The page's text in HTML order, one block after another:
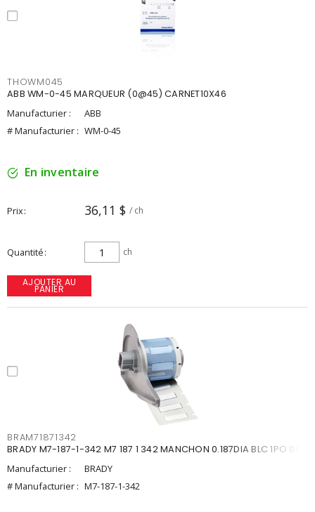
THOWM045
ABB WM-0-45 MARQUEUR (0@45) CARNET10X46
Manufacturier :
ABB
# Manufacturier : WM-0-45
En inventaire
Prix 36,11 $ / ch
Quantité ch
AJOUTER AU
PANIER
BRAM71871342
BRADY M7-187-1-342 M7 187 1 342 MANCHON 0.187DIA BLC 1PO 00
Manufacturier :
BRADY
# Manufacturier : M7-187-1-342